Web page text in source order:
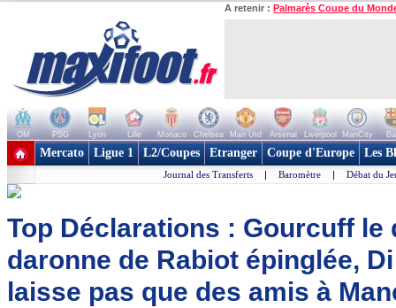
A retenir : Palmarès Coupe du
OM PSG Lyon Lille Monaco Chelsea Man Utd Arsenal Liverpool ManCity
+ de clubs
Mercato Ligue 1 L2/Coupes Etranger Coupe d'Europe Les
Journal des Transferts | Baromètre | Débat du
Top Déclarations : Gourcuff le
daronne de Rabiot épinglée,
laisse pas que des amis à